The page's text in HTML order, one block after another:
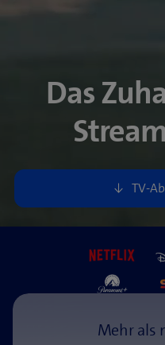
Das
Mehr als